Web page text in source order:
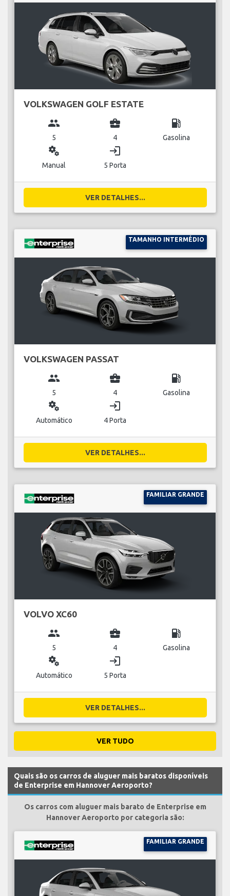
VOLKSWAGEN GOLF ESTATE
group
5
business_center
4
local_gas_station
Gasolina
miscellaneous_services
Manual
login
5 Porta
VER DETALHES...
TAMANHO INTERMÉDIO
VOLKSWAGEN PASSAT
group
5
business_center
4
local_gas_station
Gasolina
miscellaneous_services
Automático
login
4 Porta
VER DETALHES...
FAMILIAR GRANDE
VOLVO XC60
group
5
business_center
4
local_gas_station
Gasolina
miscellaneous_services
Automático
login
5 Porta
VER DETALHES...
VER TUDO
Quais são os carros de aluguer mais baratos disponíveis
de Enterprise em Hannover Aeroporto?
Os carros com aluguer mais barato de Enterprise em
Hannover Aeroporto por categoria são:
FAMILIAR GRANDE